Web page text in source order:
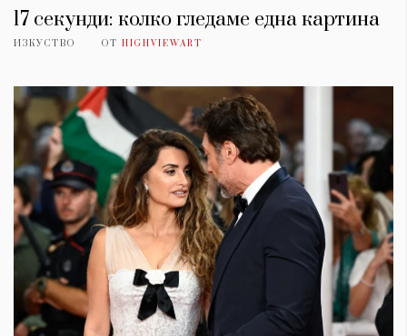
17 секунди: колко гледаме една картина
ИЗКУСТВО ОТ HIGHVIEWART